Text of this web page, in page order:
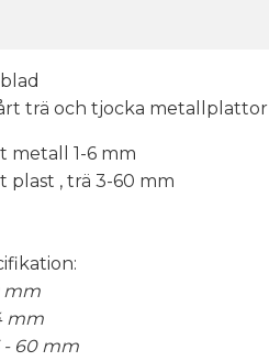
trä och tjocka metallplattor
metall 1-6 mm
plast , trä 3-60 mm
mm
mm
- 60 mm